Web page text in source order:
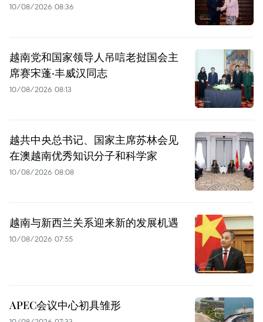
10/08/2026 08:36
越南党和国家领导人吊唁老挝国会主
席赛宋蓬·丰威汉同志
10/08/2026 08:13
越共中央总书记、国家主席苏林会见
在澳越南优秀知识分子和科学家
10/08/2026 08:08
越南与新西兰关系迎来新的发展机遇
10/08/2026 07:55
APEC会议中心初具雏形